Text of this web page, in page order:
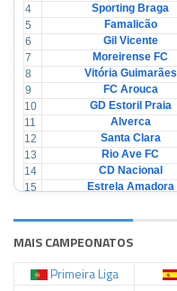
4
Sporting Braga
5
Famalicão
6
Gil Vicente
7
Moreirense FC
8
Vitória Guimarães
9
FC Arouca
10
GD Estoril Praia
11
Alverca
12
Santa Clara
13
Rio Ave FC
14
CD Nacional
15
Estrela Amadora
17
CD Tondela
MAIS CAMPEONATOS
Primeira Liga